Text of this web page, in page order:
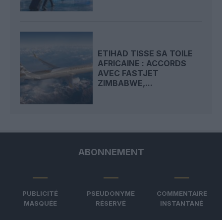
ETIHAD TISSE SA TOILE
AFRICAINE : ACCORDS
AVEC FASTJET
ZIMBABWE,...
ABONNEMENT
PUBLICITÉ
MASQUÉE
PSEUDONYME
RÉSERVÉ
COMMENTAIRE
INSTANTANÉ